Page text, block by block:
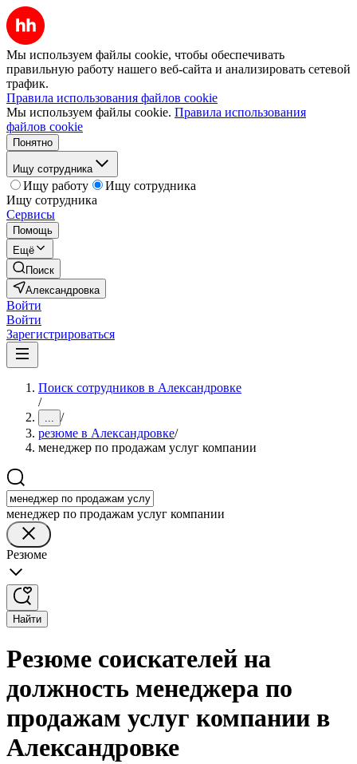
Мы используем файлы cookie, чтобы обеспечивать
правильную работу нашего веб-сайта и анализировать сетевой
трафик.
Правила использования файлов cookie
Мы используем файлы cookie. Правила использования
файлов cookie
Понятно
Ищу сотрудника
Ищу работу
Ищу сотрудника
Ищу сотрудника
Сервисы
Помощь
Ещё
Поиск
Александровка
Войти
Войти
Зарегистрироваться
Поиск сотрудников в Александровке
/
... /
резюме в Александровке/
менеджер по продажам услуг компании
менеджер по продажам услуг компании
Резюме
Найти
Резюме соискателей на
должность менеджера по
продажам услуг компании в
Александровке